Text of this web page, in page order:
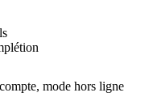
mode hors ligne